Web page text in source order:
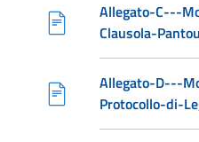
Allegato-C---
Clausola-
Allegato-D---
Protocollo-di-